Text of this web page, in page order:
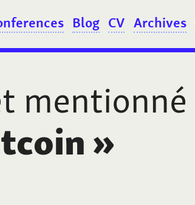
Blog CV Archives
mentionné
»